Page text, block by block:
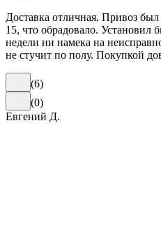
Доставка отличная. Привоз
15, что обрадовало. Установил
недели ни намека на
не стучит по полу. Покупкой
(6)
(0)
Евгений Д.